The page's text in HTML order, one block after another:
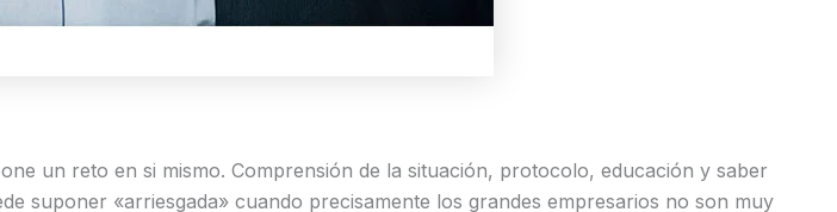
un reto en si mismo. Comprensión de la situación, protocolo, educación y saber
suponer «arriesgada» cuando precisamente los grandes empresarios no son muy